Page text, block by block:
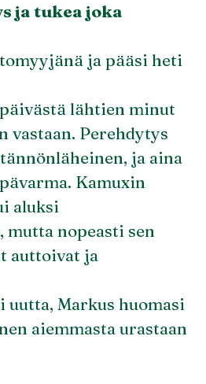
ja tukea joka
ja pääsi heti
lähtien minut
Perehdytys
ja aina
Kamuxin
aluksi
nopeasti sen
auttoivat ja
Markus huomasi
aiemmasta urastaan